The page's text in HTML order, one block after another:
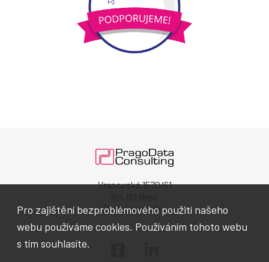
Vranovská 1570/61
Česká republika
Pro zajištění bezproblémového použití našeho
webu používáme cookies. Používáním tohoto webu
s tím souhlasíte.